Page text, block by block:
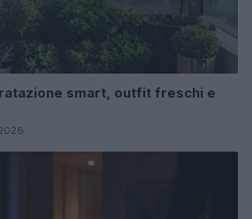
smart, outfit freschi e